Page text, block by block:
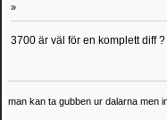
»
3700 är väl för en komplett diff ?
man kan ta gubben ur dalarna men